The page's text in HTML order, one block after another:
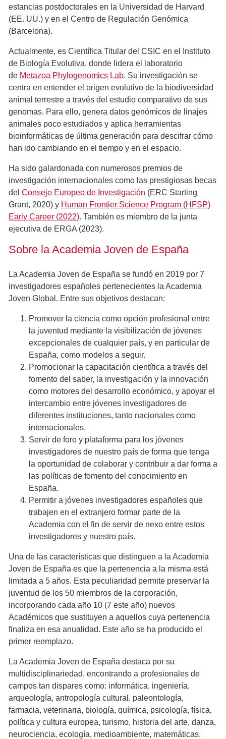
estancias postdoctorales en la Universidad de Harvard
(EE. UU.) y en el Centro de Regulación Genómica
(Barcelona).
Actualmente, es Científica Titular del CSIC en el Instituto
de Biología Evolutiva, donde lidera el laboratorio
de Metazoa Phylogenomics Lab. Su investigación se
centra en entender el origen evolutivo de la biodiversidad
animal terrestre a través del estudio comparativo de sus
genomas. Para ello, genera datos genómicos de linajes
animales poco estudiados y aplica herramientas
bioinformáticas de última generación para descifrar cómo
han ido cambiando en el tiempo y en el espacio.
Ha sido galardonada con numerosos premios de
investigación internacionales como las prestigiosas becas
del Consejo Europeo de Investigación (ERC Starting
Grant, 2020) y Human Frontier Science Program (HFSP)
Early Career (2022). También es miembro de la junta
ejecutiva de ERGA (2023).
Sobre la Academia Joven de España
La Academia Joven de España se fundó en 2019 por 7
investigadores españoles pertenecientes la Academia
Joven Global. Entre sus objetivos destacan:
Promover la ciencia como opción profesional entre
la juventud mediante la visibilización de jóvenes
excepcionales de cualquier país, y en particular de
España, como modelos a seguir.
Promocionar la capacitación científica a través del
fomento del saber, la investigación y la innovación
como motores del desarrollo económico, y apoyar el
intercambio entre jóvenes investigadores de
diferentes instituciones, tanto nacionales como
internacionales.
Servir de foro y plataforma para los jóvenes
investigadores de nuestro país de forma que tenga
la oportunidad de colaborar y contribuir a dar forma a
las políticas de fomento del conocimiento en
España.
Permitir a jóvenes investigadores españoles que
trabajen en el extranjero formar parte de la
Academia con el fin de servir de nexo entre estos
investigadores y nuestro país.
Una de las características que distinguen a la Academia
Joven de España es que la pertenencia a la misma está
limitada a 5 años. Esta peculiaridad permite preservar la
juventud de los 50 miembros de la corporación,
incorporando cada año 10 (7 este año) nuevos
Académicos que sustituyen a aquellos cuya pertenencia
finaliza en esa anualidad. Este año se ha producido el
primer reemplazo.
La Academia Joven de España destaca por su
multidisciplinariedad, encontrando a profesionales de
campos tan dispares como: informática, ingeniería,
arqueología, antropología cultural, paleontología,
farmacia, veterinaria, biología, química, psicología, física,
política y cultura europea, turismo, historia del arte, danza,
neurociencia, ecología, medioambiente, matemáticas,